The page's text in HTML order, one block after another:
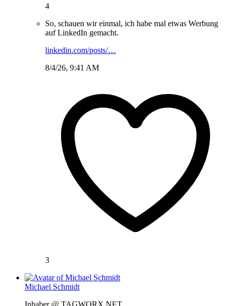
4
So, schauen wir einmal, ich habe mal etwas Werbung
auf LinkedIn gemacht.
linkedin.com/posts/…
8/4/26, 9:41 AM
3
Michael Schmidt
Inhaber @ TAGWORX.NET